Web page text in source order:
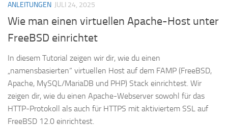
ANLEITUNGEN JULI 24, 2025
Wie man einen virtuellen Apache-Host unter
FreeBSD einrichtet
In diesem Tutorial zeigen wir dir, wie du einen
„namensbasierten“ virtuellen Host auf dem FAMP (FreeBSD,
Apache, MySQL/MariaDB und PHP) Stack einrichtest. Wir
zeigen dir, wie du einen Apache-Webserver sowohl für das
HTTP-Protokoll als auch für HTTPS mit aktiviertem SSL auf
FreeBSD 12.0 einrichtest.